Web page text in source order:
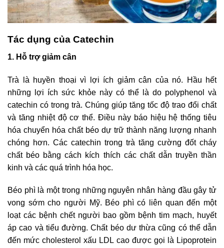
Tác dụng của Catechin
1. Hỗ trợ giảm cân
Trà là huyền thoại vì lợi ích giảm cân của nó. Hầu hết
những lợi ích sức khỏe này có thể là do polyphenol và
catechin có trong trà. Chúng giúp tăng tốc độ trao đổi chất
và tăng nhiệt độ cơ thể. Điều này báo hiệu hệ thống tiêu
hóa chuyển hóa chất béo dự trữ thành năng lượng nhanh
chóng hơn. Các catechin trong trà tăng cường đốt cháy
chất béo bằng cách kích thích các chất dẫn truyền thần
kinh và các quá trình hóa học.
Béo phì là một trong những nguyên nhân hàng đầu gây tử
vong sớm cho người Mỹ. Béo phì có liên quan đến một
loạt các bệnh chết người bao gồm bệnh tim mạch, huyết
áp cao và tiểu đường. Chất béo dư thừa cũng có thể dẫn
đến mức cholesterol xấu LDL cao được gọi là Lipoprotein